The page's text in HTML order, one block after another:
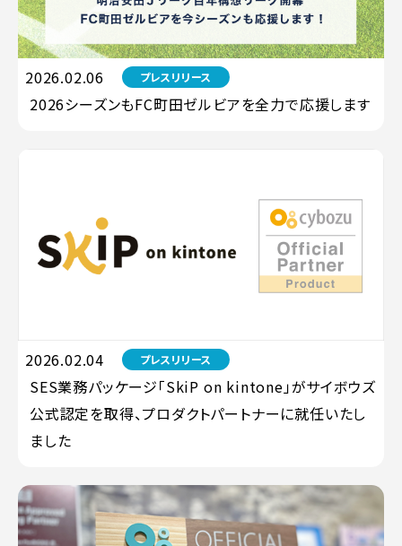
2026.02.06 プレスリリース
2026シーズンもFC町田ゼルビアを全力で応援します
2026.02.04 プレスリリース
SES業務パッケージ「SkiP on kintone」がサイボウズ
公式認定を取得、プロダクトパートナーに就任いたし
ました